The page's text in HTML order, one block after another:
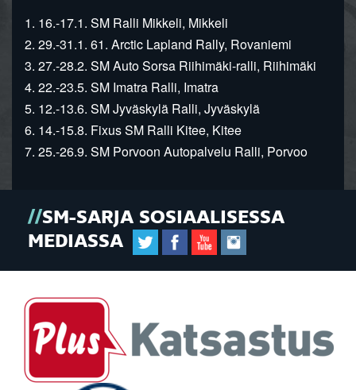
1. 16.-17.1. SM Ralli Mikkeli, Mikkeli
2. 29.-31.1. 61. Arctic Lapland Rally, Rovaniemi
3. 27.-28.2. SM Auto Sorsa Riihimäki-ralli, Riihimäki
4. 22.-23.5. SM Imatra Ralli, Imatra
5. 12.-13.6. SM Jyväskylä Ralli, Jyväskylä
6. 14.-15.8. Fixus SM Ralli Kitee, Kitee
7. 25.-26.9. SM Porvoon Autopalvelu Ralli, Porvoo
SM-SARJA SOSIAALISESSA
MEDIASSA